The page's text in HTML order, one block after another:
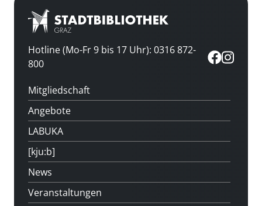
Hotline (Mo-Fr 9 bis 17 Uhr): 0316 872-
800
Mitgliedschaft
Angebote
LABUKA
[kju:b]
News
Veranstaltungen